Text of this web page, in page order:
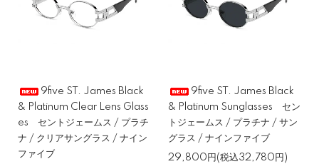
9five ST. James Black
& Platinum Clear Lens Glass
es セントジェームス / プラチ
ナ / クリアサングラス / ナイン
ファイブ
9five ST. James Black
& Platinum Sunglasses セン
トジェームス / プラチナ / サン
グラス / ナインファイブ
29,800円(税込32,780円)